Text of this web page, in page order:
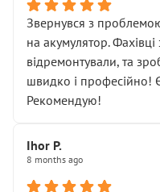
послуга. Тим більше, я
діагностики ходової
зауваження гроші за
лише підтвердило мою
Але головне — я
залишився таким
Далі ситуація тільки
• сказали, що тепер
• що біля авто стояти
Звернувся з
на акумулятор.
відремонтували, та
швидко і професійно!
Рекомендую!
Ihor P.
8 months ago